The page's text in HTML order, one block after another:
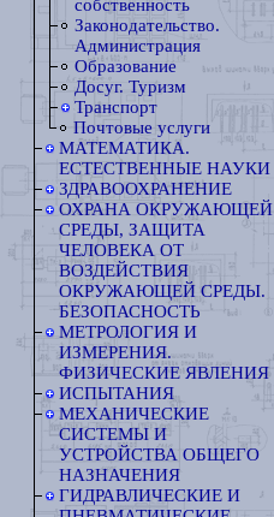
собственность
Законодательство.
Администрация
Образование
Досуг. Туризм
Транспорт
Почтовые услуги
МАТЕМАТИКА.
ЕСТЕСТВЕННЫЕ НАУКИ
ЗДРАВООХРАНЕНИЕ
ОХРАНА ОКРУЖАЮЩЕЙ
СРЕДЫ, ЗАЩИТА
ЧЕЛОВЕКА ОТ
ВОЗДЕЙСТВИЯ
ОКРУЖАЮЩЕЙ СРЕДЫ.
БЕЗОПАСНОСТЬ
МЕТРОЛОГИЯ И
ИЗМЕРЕНИЯ.
ФИЗИЧЕСКИЕ ЯВЛЕНИЯ
ИСПЫТАНИЯ
МЕХАНИЧЕСКИЕ
СИСТЕМЫ И
УСТРОЙСТВА ОБЩЕГО
НАЗНАЧЕНИЯ
ГИДРАВЛИЧЕСКИЕ И